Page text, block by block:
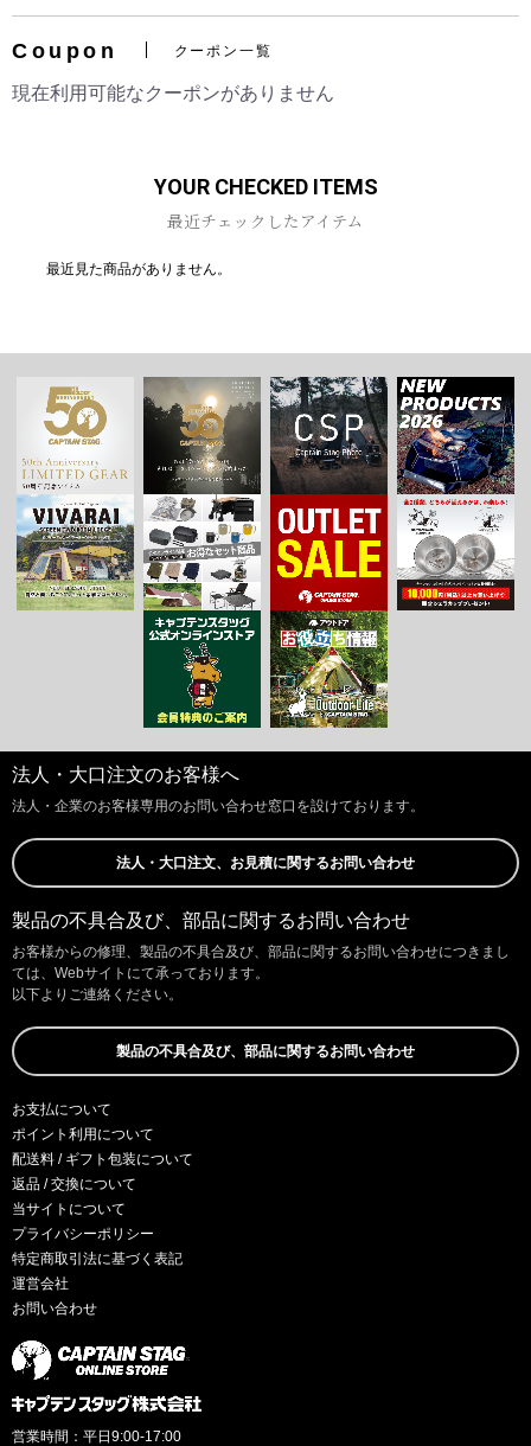
Coupon クーポン一覧
現在利用可能なクーポンがありません
YOUR CHECKED ITEMS
最近チェックしたアイテム
最近見た商品がありません。
法人・大口注文のお客様へ
法人・企業のお客様専用のお問い合わせ窓口を設けております。
法人・大口注文、お見積に関するお問い合わせ
製品の不具合及び、部品に関するお問い合わせ
お客様からの修理、製品の不具合及び、部品に関するお問い合わせにつきまし
ては、Webサイトにて承っております。
以下よりご連絡ください。
製品の不具合及び、部品に関するお問い合わせ
お支払について
ポイント利用について
配送料 / ギフト包装について
返品 / 交換について
当サイトについて
プライバシーポリシー
特定商取引法に基づく表記
運営会社
お問い合わせ
営業時間：平日9:00-17:00